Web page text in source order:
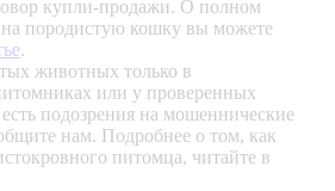
купли-продажи. О полном
на породистую кошку вы можете
.
животных только в
или у проверенных
подозрения на мошеннические
нам. Подробнее о том, как
питомца, читайте в